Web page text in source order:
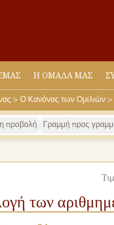
Η ΟΜΆΔΑ ΜΑΣ
> Ο Κανόνας των Ομιλιών >
προβολή Γραμμή προς
των